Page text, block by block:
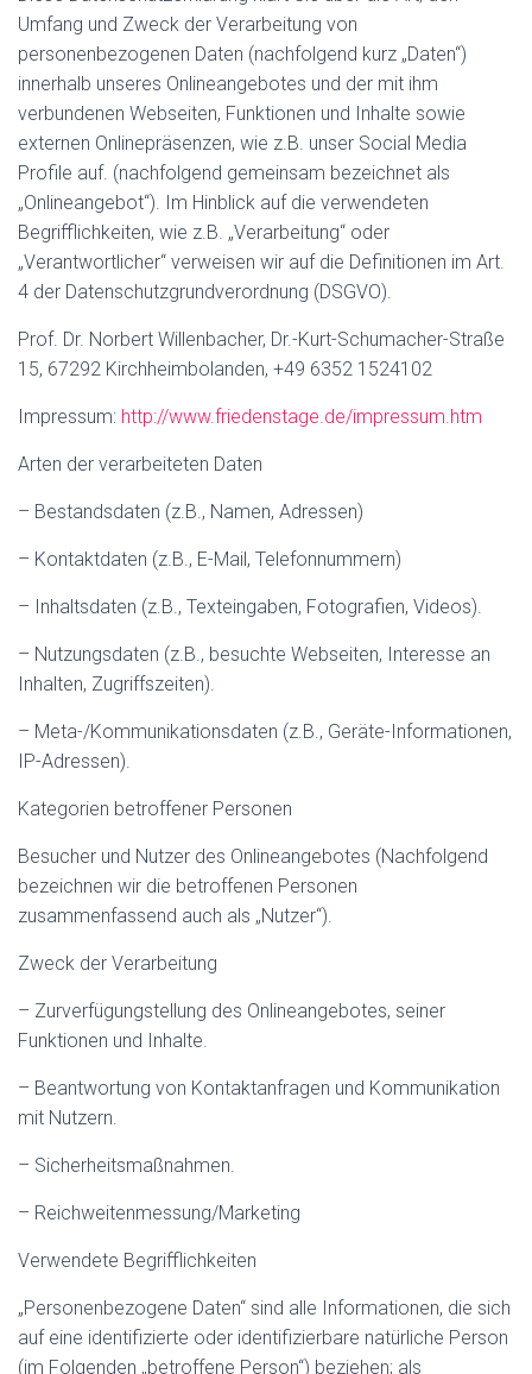
Umfang und Zweck der Verarbeitung von
personenbezogenen Daten (nachfolgend kurz „Daten“)
innerhalb unseres Onlineangebotes und der mit ihm
verbundenen Webseiten, Funktionen und Inhalte sowie
externen Onlinepräsenzen, wie z.B. unser Social Media
Profile auf. (nachfolgend gemeinsam bezeichnet als
„Onlineangebot“). Im Hinblick auf die verwendeten
Begrifflichkeiten, wie z.B. „Verarbeitung“ oder
„Verantwortlicher“ verweisen wir auf die Definitionen im Art.
4 der Datenschutzgrundverordnung (DSGVO).
Prof. Dr. Norbert Willenbacher, Dr.-Kurt-Schumacher-Straße
15, 67292 Kirchheimbolanden, +49 6352 1524102
Impressum: http://www.friedenstage.de/impressum.htm
Arten der verarbeiteten Daten
– Bestandsdaten (z.B., Namen, Adressen)
– Kontaktdaten (z.B., E-Mail, Telefonnummern)
– Inhaltsdaten (z.B., Texteingaben, Fotografien, Videos).
– Nutzungsdaten (z.B., besuchte Webseiten, Interesse an
Inhalten, Zugriffszeiten).
– Meta-/Kommunikationsdaten (z.B., Geräte-Informationen,
IP-Adressen).
Kategorien betroffener Personen
Besucher und Nutzer des Onlineangebotes (Nachfolgend
bezeichnen wir die betroffenen Personen
zusammenfassend auch als „Nutzer“).
Zweck der Verarbeitung
– Zurverfügungstellung des Onlineangebotes, seiner
Funktionen und Inhalte.
– Beantwortung von Kontaktanfragen und Kommunikation
mit Nutzern.
– Sicherheitsmaßnahmen.
– Reichweitenmessung/Marketing
Verwendete Begrifflichkeiten
„Personenbezogene Daten“ sind alle Informationen, die sich
auf eine identifizierte oder identifizierbare natürliche Person
(im Folgenden „betroffene Person“) beziehen; als